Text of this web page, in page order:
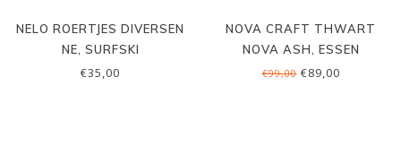
NELO ROERTJES DIVERSEN
NE, SURFSKI
€35,00
NOVA CRAFT THWART
NOVA ASH, ESSEN
€99,00€89,00